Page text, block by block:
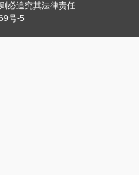
必追究其法律责任
号-5